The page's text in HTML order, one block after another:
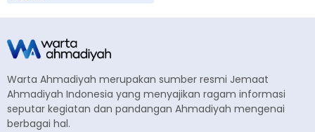
Warta Ahmadiyah merupakan sumber resmi Jemaat
Ahmadiyah Indonesia yang menyajikan ragam informasi
seputar kegiatan dan pandangan Ahmadiyah mengenai
berbagai hal.